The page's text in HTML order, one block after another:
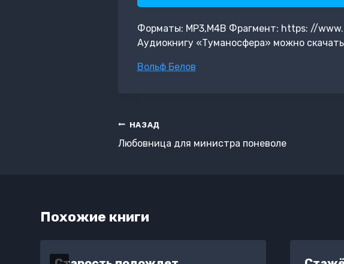
Форматы: MP3,M4B Фрагмент: https: //
Аудиокнигу «Туманосфера» можно
Метки
Вольф Белов
Навигация
по
НАЗАД
Любовница для министра поневоле
Похожие книги